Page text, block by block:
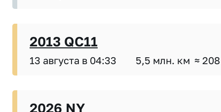
2013 QC11
13 августа в 04:33 5,5 млн. км ≈
2026 NY